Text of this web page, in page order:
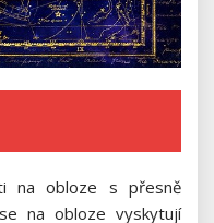
na obloze s přesně
na obloze vyskytují